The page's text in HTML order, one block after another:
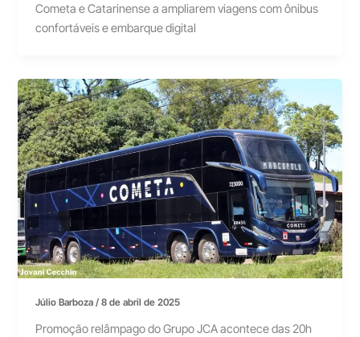
Cometa e Catarinense a ampliarem viagens com ônibus
confortáveis e embarque digital
Júlio Barboza/8 de abril de 2025
Promoção relâmpago do Grupo JCA acontece das 20h